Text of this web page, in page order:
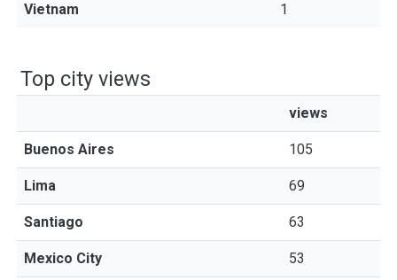
Vietnam 1
Top city views
views
Buenos Aires 105
Lima 69
Santiago 63
Mexico City 53